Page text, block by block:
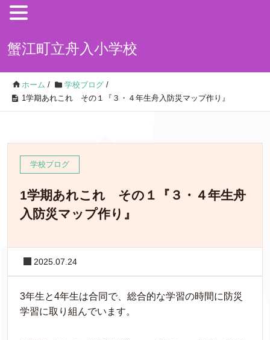
蟹江町立舟入小学校
ホーム / 学校ブログ /
1学期あれこれ その１『３・４年生舟入防災マップ作り』
学校ブログ
1学期あれこれ その１『３・４年生舟
入防災マップ作り』
2025.07.24
3年生と4年生は合同で、総合的な学習の時間に防災
学習に取り組んでいます。